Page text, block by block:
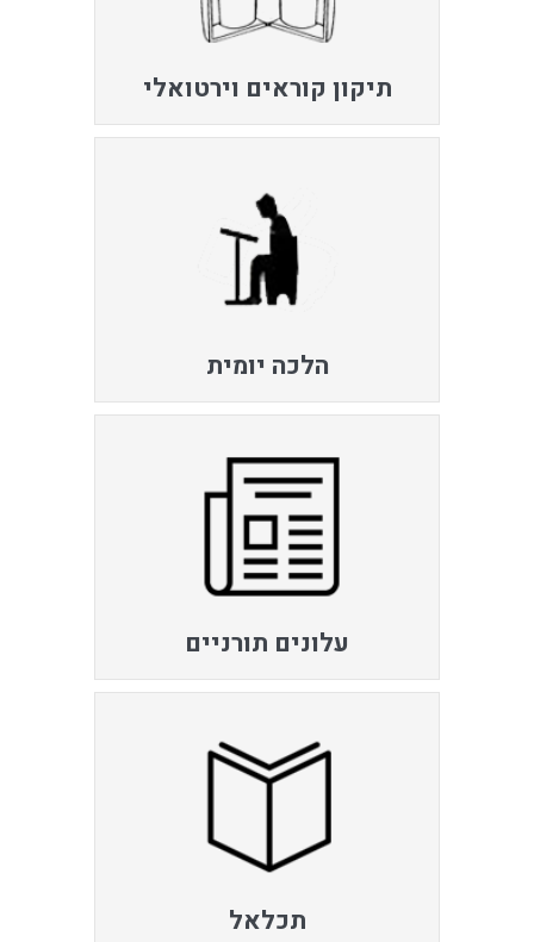
תיקון קוראים וירטואלי
הלכה יומית
עלונים תורניים
תכלאל